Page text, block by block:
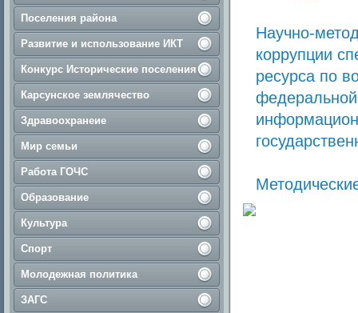
Поселения района
Развитие и использование ИКТ
Конкурс Исторические поселения
Карсунское землячество
Здравоохранеие
Мир семьи
Работа ГОЧС
Образование
Культура
Спорт
Молодежная политика
ЗАГС
Научно-
коррупции
ресурса по